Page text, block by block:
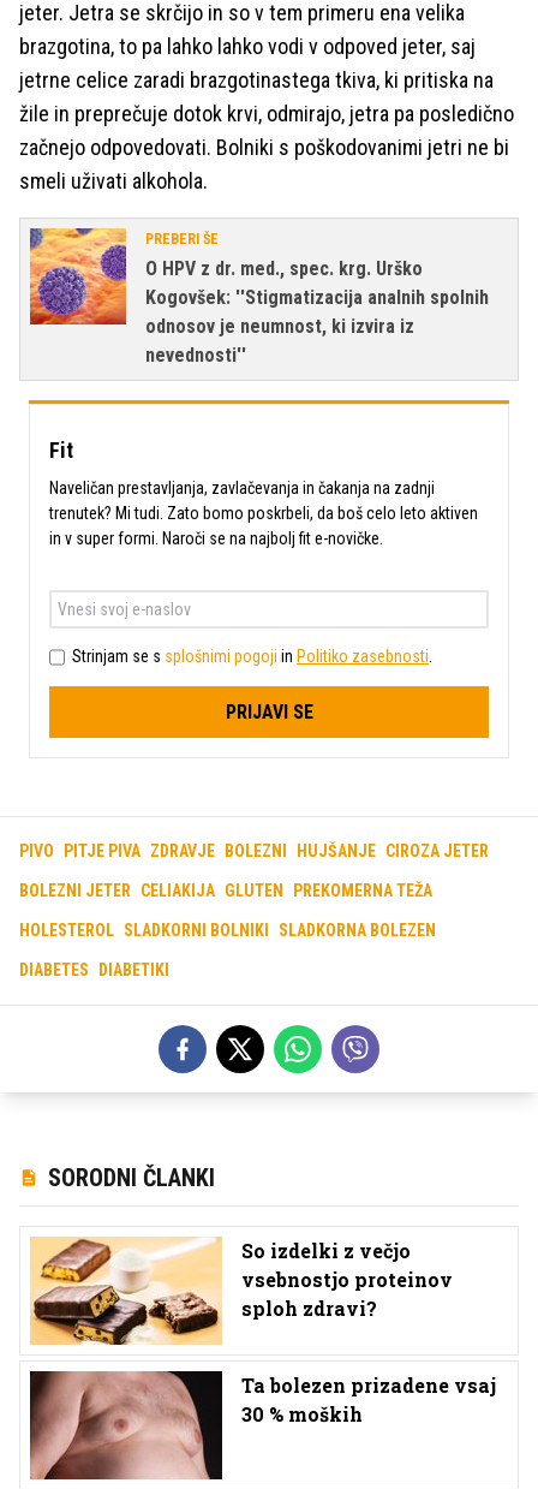
jeter. Jetra se skrčijo in so v tem primeru ena velika
brazgotina, to pa lahko lahko vodi v odpoved jeter, saj
jetrne celice zaradi brazgotinastega tkiva, ki pritiska na
žile in preprečuje dotok krvi, odmirajo, jetra pa posledično
začnejo odpovedovati. Bolniki s poškodovanimi jetri ne bi
smeli uživati alkohola.
PREBERI ŠE
O HPV z dr. med., spec. krg. Urško
Kogovšek: ''Stigmatizacija analnih spolnih
odnosov je neumnost, ki izvira iz
nevednosti''
Fit
Naveličan prestavljanja, zavlačevanja in čakanja na zadnji
trenutek? Mi tudi. Zato bomo poskrbeli, da boš celo leto aktiven
in v super formi. Naroči se na najbolj fit e-novičke.
Strinjam se s splošnimi pogoji in Politiko zasebnosti.
PRIJAVI SE
PIVO PITJE PIVA ZDRAVJE BOLEZNI HUJŠANJE CIROZA JETER
BOLEZNI JETER CELIAKIJA GLUTEN PREKOMERNA TEŽA
HOLESTEROL SLADKORNI BOLNIKI SLADKORNA BOLEZEN
DIABETES DIABETIKI
SORODNI ČLANKI
So izdelki z večjo
vsebnostjo proteinov
sploh zdravi?
Ta bolezen prizadene vsaj
30 % moških